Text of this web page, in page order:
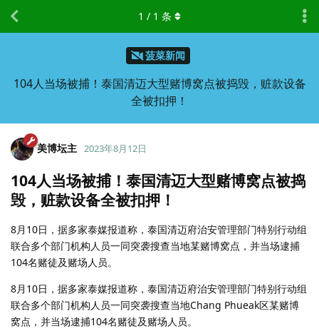
菠菜新闻
104人当场被捕！泰国清迈大型赌博窝点被捣毁，赃款设备
全被扣押！
1 / 1 条
美博坛主 2023年8月12日
104人当场被捕！泰国清迈大型赌博窝点被捣
毁，赃款设备全被扣押！
8月10日，据多家泰媒报道称，泰国清迈府治安管理部门特别行动组
联合多个部门机构人员一同突袭搜查当地某赌博窝点，并当场逮捕
104名赌徒及赌场人员。
8月10日，据多家泰媒报道称，泰国清迈府治安管理部门特别行动组
联合多个部门机构人员一同突袭搜查当地Chang Phueak区某赌博
窝点，并当场逮捕104名赌徒及赌场人员。